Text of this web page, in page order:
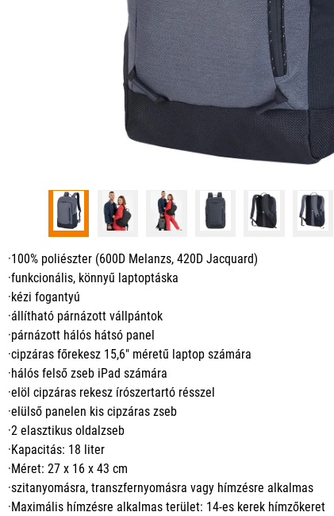
·100% poliészter (600D Melanzs, 420D Jacquard)
·funkcionális, könnyű laptoptáska
·kézi fogantyú
·állítható párnázott vállpántok
·párnázott hálós hátsó panel
·cipzáras főrekesz 15,6" méretű laptop számára
·hálós felső zseb iPad számára
·elöl cipzáras rekesz írószertartó résszel
·elülső panelen kis cipzáras zseb
·2 elasztikus oldalzseb
·Kapacitás: 18 liter
·Méret: 27 x 16 x 43 cm
·szitanyomásra, transzfernyomásra vagy hímzésre alkalmas
·Maximális hímzésre alkalmas terület: 14-es kerek hímzőkeret